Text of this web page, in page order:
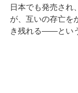
日本でも発売され
が、互いの存亡を
き残れる――とい